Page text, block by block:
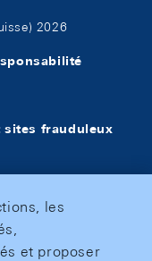
2026
sites frauduleux
les
et proposer